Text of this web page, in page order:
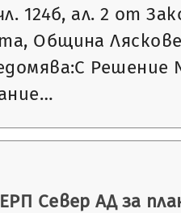
124б, ал. 2 от
Община
Север АД за